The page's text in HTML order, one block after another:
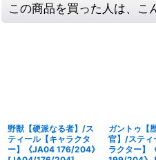
この商品を買った人は、こ
野獣【硬派なる者】/ス
ティール【キャラクタ
ー】《JA04 176/204》
ガントゥ【
官】/スティ
ラクター】